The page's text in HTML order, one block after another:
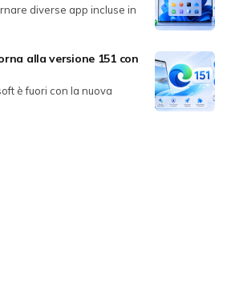
diverse app incluse in
alla versione 151 con
è fuori con la nuova